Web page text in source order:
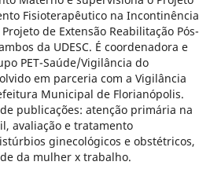
Fisioterapêutico na Incontinência
de Extensão Reabilitação Pós-
da UDESC. É coordenadora e
PET-Saúde/Vigilância do
em parceria com a Vigilância
Municipal de Florianópolis.
publicações: atenção primária na
avaliação e tratamento
ginecológicos e obstétricos,
da mulher x trabalho.